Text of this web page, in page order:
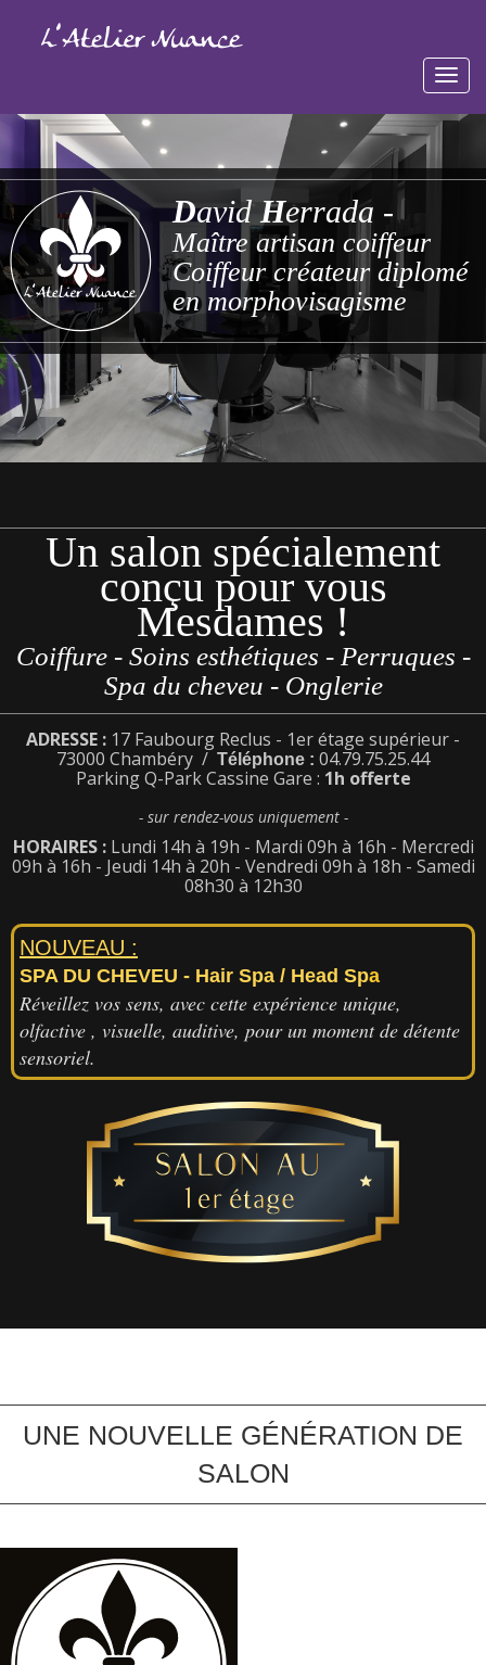
DavidHerrada -
Maître artisan coiffeur
Coiffeur créateur diplomé
en morphovisagisme
Un salon spécialement
conçu pour vous
Mesdames !
Coiffure - Soins esthétiques - Perruques -
Spa du cheveu - Onglerie
ADRESSE : 17 Faubourg Reclus - 1er étage supérieur -
73000 Chambéry / Téléphone : 04.79.75.25.44
Parking Q-Park Cassine Gare : 1h offerte
- sur rendez-vous uniquement -
HORAIRES : Lundi 14h à 19h - Mardi 09h à 16h - Mercredi
09h à 16h - Jeudi 14h à 20h - Vendredi 09h à 18h - Samedi
08h30 à 12h30
NOUVEAU :
SPA DU CHEVEU - Hair Spa / Head Spa
Réveillez vos sens, avec cette expérience unique,
olfactive , visuelle, auditive, pour un moment de détente
sensoriel.
UNE NOUVELLE GÉNÉRATION DE
SALON